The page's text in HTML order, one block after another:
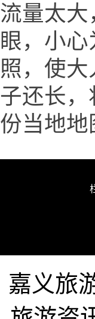
流量太
眼，小
照，使
子还长
份当地
嘉义旅